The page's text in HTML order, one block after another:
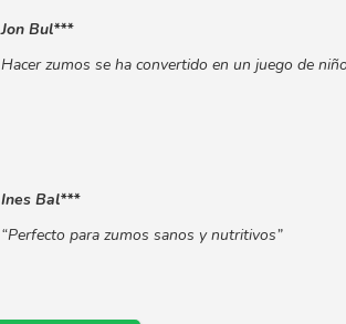
Jon Bul***
Hacer zumos se ha convertido en un juego de
Ines Bal***
“Perfecto para zumos sanos y nutritivos”